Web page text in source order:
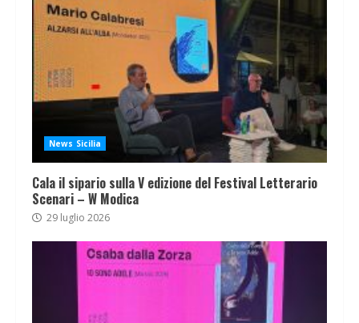
News Sicilia
Cala il sipario sulla V edizione del Festival Letterario
Scenari – W Modica
29 luglio 2026